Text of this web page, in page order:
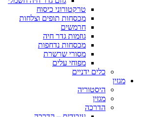
טרקטורוני כיסוח
מכסחות תופים וצלחות
חרמשים
גוזמות גדר חיה
מכסחות נדחפות
מסורי שרשרת
מפוחי עלים
כלים ידניים
מגזין
היסטוריה
מגזין
הדרכה